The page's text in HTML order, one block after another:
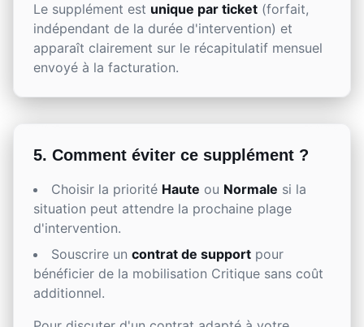
Le supplément est unique par ticket (forfait,
indépendant de la durée d'intervention) et
apparaît clairement sur le récapitulatif mensuel
envoyé à la facturation.
5. Comment éviter ce supplément ?
Choisir la priorité Haute ou Normale si la
situation peut attendre la prochaine plage
d'intervention.
Souscrire un contrat de support pour
bénéficier de la mobilisation Critique sans coût
additionnel.